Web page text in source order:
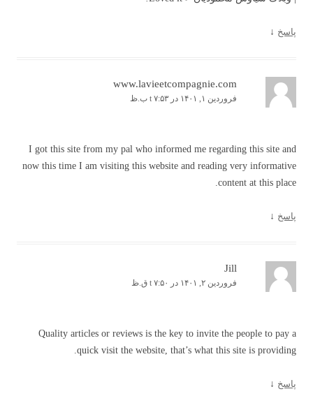
پاسخ ↓
www.lavieetcompagnie.com
فروردین ۱, ۱۴۰۱ در t ۷:۵۳ ب.ظ
I got this site from my pal who informed me regarding this site and
now this time I am visiting this website and reading very informative
content at this place.
پاسخ ↓
Jill
فروردین ۲, ۱۴۰۱ در t ۷:۵۰ ق.ظ
Quality articles or reviews is the key to invite the people to pay a
quick visit the website, that’s what this site is providing.
پاسخ ↓